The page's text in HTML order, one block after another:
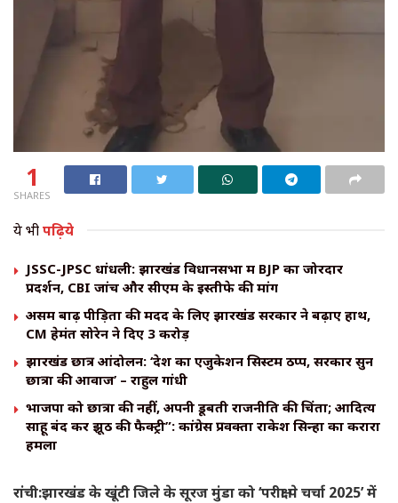
1
SHARES
ये भीपढ़िये
JSSC-JPSC धांधली: झारखंड विधानसभा में BJP का जोरदार
प्रदर्शन, CBI जांच और सीएम के इस्तीफे की मांग
असम बाढ़ पीड़ितों की मदद के लिए झारखंड सरकार ने बढ़ाए हाथ,
CM हेमंत सोरेन ने दिए ₹3 करोड़
झारखंड छात्र आंदोलन: ‘देश का एजुकेशन सिस्टम ठप्प, सरकारें सुनें
छात्रों की आवाज’ – राहुल गांधी
भाजपा को छात्रों की नहीं, अपनी डूबती राजनीति की चिंता; आदित्य
साहू बंद करें झूठ की फैक्ट्री”: कांग्रेस प्रवक्ता राकेश सिन्हा का करारा
हमला
रांची:झारखंड के खूंटी जिले के सूरज मुंडा को ‘परीक्षा पे चर्चा 2025’ में